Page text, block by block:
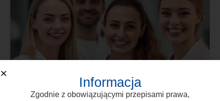
Informacja
Zgodnie z obowiązującymi przepisami prawa,